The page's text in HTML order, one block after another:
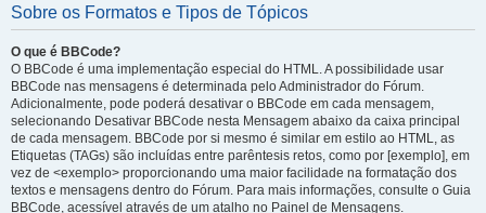
Sobre os Formatos e Tipos de Tópicos
O que é BBCode?
O BBCode é uma implementação especial do HTML. A possibilidade usar
BBCode nas mensagens é determinada pelo Administrador do Fórum.
Adicionalmente, pode poderá desativar o BBCode em cada mensagem,
selecionando Desativar BBCode nesta Mensagem abaixo da caixa principal
de cada mensagem. BBCode por si mesmo é similar em estilo ao HTML, as
Etiquetas (TAGs) são incluídas entre parêntesis retos, como por [exemplo], em
vez de <exemplo> proporcionando uma maior facilidade na formatação dos
textos e mensagens dentro do Fórum. Para mais informações, consulte o Guia
BBCode, acessível através de um atalho no Painel de Mensagens.